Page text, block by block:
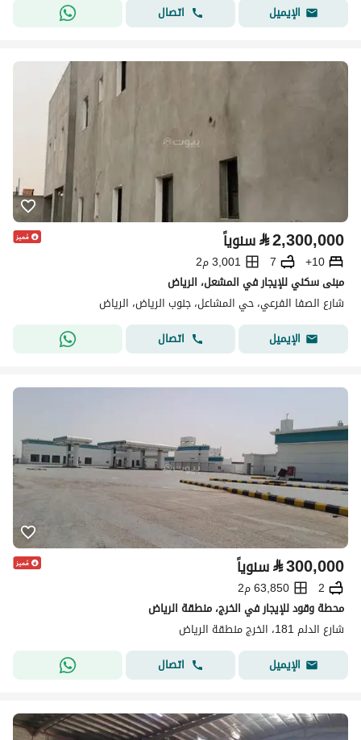
الإيميل
اتصال
⃁2,300,000 سنوياً
10+
7
3,001 م2
مبنى سكني للإيجار في المشعل، الرياض
شارع الصفا الفرعي، حي المشاعل، جنوب الرياض، الرياض
الإيميل
اتصال
⃁300,000 سنوياً
2
63,850 م2
محطة وقود للإيجار في الخرج، منطقة الرياض
شارع الدلم 181، الخرج منطقة الرياض
الإيميل
اتصال